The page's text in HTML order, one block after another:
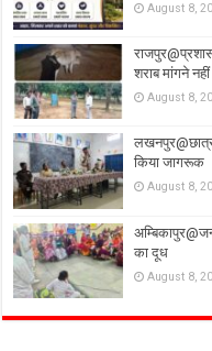
August 8,
शराब मांगने
August 8,
किया जागरूक
August 8,
का दूध
August 8,